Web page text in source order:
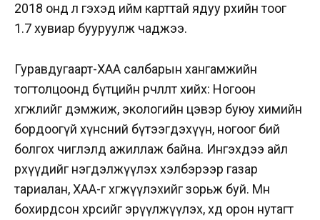
2018 онд л гэхэд ийм карттай ядуу өрхийн тоог
1.7 хувиар бууруулж чаджээ.
Гуравдугаарт-ХАА салбарын хангамжийн
тогтолцоонд бүтцийн өөрчлөлт хийх: Ногоон
хөгжлийг дэмжиж, экологийн цэвэр буюу химийн
бордоогүй хүнсний бүтээгдэхүүн, ногоог бий
болгох чиглэлд ажиллаж байна. Ингэхдээ айл
өрхүүдийг нэгдэлжүүлэх хэлбэрээр газар
тариалан, ХАА-г хөгжүүлэхийг зорьж буй. Мөн
бохирдсон хөрсийг эрүүлжүүлэх, хөдөө орон нутагт